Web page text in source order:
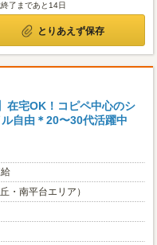
了まであと14日
とりあえず保存
在宅OK！コピペ中心のシ
自由＊20〜30代活躍中
・南平台エリア）